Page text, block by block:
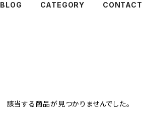
BLOG CATEGORY CONTACT
該当する商品が見つかりませんでした。